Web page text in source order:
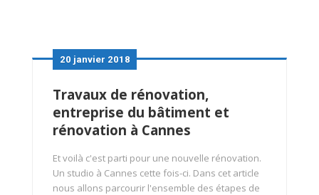
20 janvier 2018
Travaux de rénovation,
entreprise du bâtiment et
rénovation à Cannes
Et voilà c'est parti pour une nouvelle rénovation.
Un studio à Cannes cette fois-ci. Dans cet article
nous allons parcourir l'ensemble des étapes de